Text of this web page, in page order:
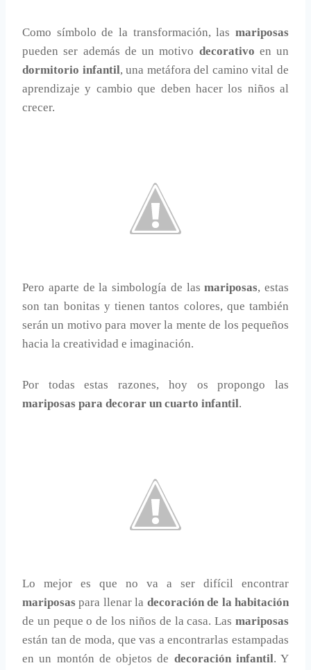
Como símbolo de la transformación, las mariposas
pueden ser además de un motivo decorativo en un
dormitorio infantil, una metáfora del camino vital de
aprendizaje y cambio que deben hacer los niños al
crecer.
Pero aparte de la simbología de lasmariposas, estas
son tan bonitas y tienen tantos colores, que también
serán un motivo para mover la mente de los pequeños
hacia la creatividad e imaginación.
Por todas estas razones, hoy os propongo las
mariposas para decorar un cuarto infantil.
Lo mejor es que no va a ser difícil encontrar
mariposas para llenar la decoración de la habitación
de un peque o de los niños de la casa. Las mariposas
están tan de moda, que vas a encontrarlas estampadas
en un montón de objetos de decoración infantil. Y